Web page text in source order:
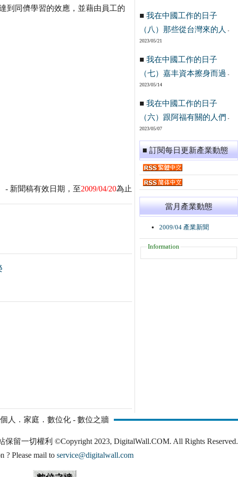
到同儕學習的效應，並藉由員工的
- 新聞稿有效日期，至2009/04/20為止
■ 我在中國工作的日子
（八）那些從台灣來的人
-
2023/05/21
■ 我在中國工作的日子
（七）嘉丰資本擦身而過 -
2023/05/14
■ 我在中國工作的日子
（六）跟阿福有關的人們 -
2023/05/07
■ 訂閱每日更新產業動態
當月產業動態
2009/04 產業新聞
Information
個人．家庭．數位化 - 數位之牆
留一切權利 ©Copyright 2023, DigitalWall.COM. All Rights Reserved.
? Please mail to service@digitalwall.com